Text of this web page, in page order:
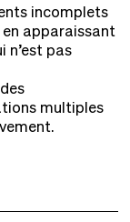
incomplets
apparaissant
n’est pas
multiples